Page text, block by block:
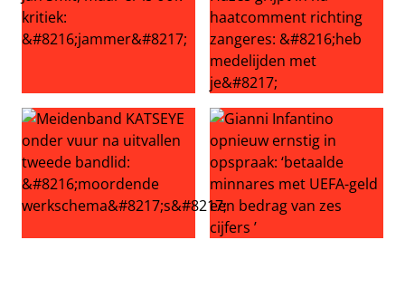
Volendam viert 30 jaar Jan Smit, maar er is ook kritiek:
Echtgenoot Roxeanne